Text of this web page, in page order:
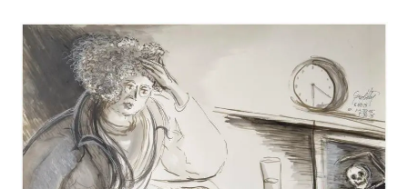
BIOGRAPHIE
CATALOGUE DES OEUVRES
CONTACT